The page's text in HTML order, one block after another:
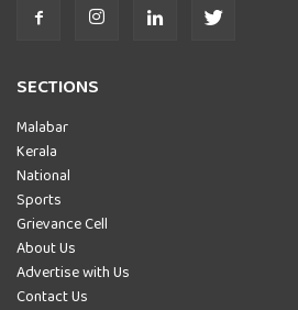
SECTIONS
Malabar
Kerala
National
Sports
Grievance Cell
About Us
Advertise with Us
Contact Us